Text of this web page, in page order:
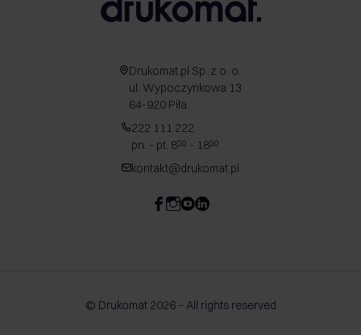
Drukomat.pl Sp. z o. o.
ul. Wypoczynkowa 13
64-920 Piła
222 111 222
pn. - pt. 800 - 1800
kontakt@drukomat.pl
© Drukomat 2026 – All rights reserved